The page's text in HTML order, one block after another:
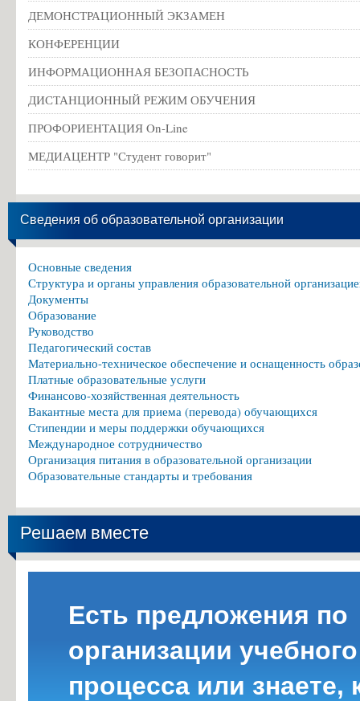
ДЕМОНСТРАЦИОННЫЙ ЭКЗАМЕН
КОНФЕРЕНЦИИ
ИНФОРМАЦИОННАЯ БЕЗОПАСНОСТЬ
ДИСТАНЦИОННЫЙ РЕЖИМ ОБУЧЕНИЯ
ПРОФОРИЕНТАЦИЯ On-Line
МЕДИАЦЕНТР "Студент говорит"
Сведения об образовательной организации
Основные сведения
Структура и органы управления образовательной
Документы
Образование
Руководство
Педагогический состав
Материально-техническое обеспечение и оснащенность
Платные образовательные услуги
Финансово-хозяйственная деятельность
Вакантные места для приема (перевода) обучающихся
Стипендии и меры поддержки обучающихся
Международное сотрудничество
Организация питания в образовательной организации
Образовательные стандарты и требования
Решаем вместе
Есть предложения по
организации учебного
процесса или знаете,